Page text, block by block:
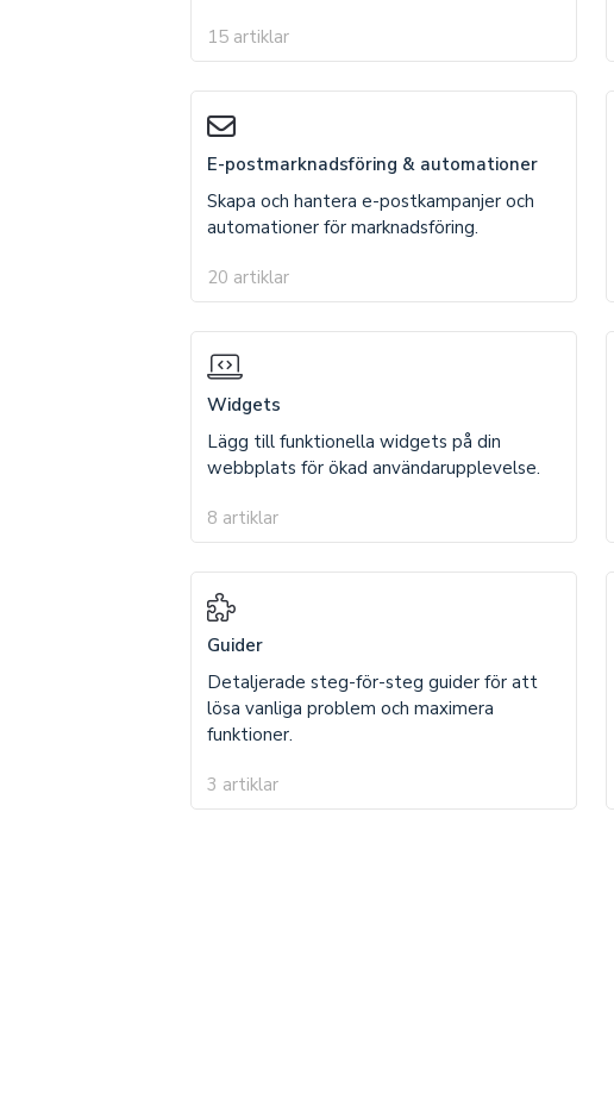
15 artiklar
E-postmarknadsföring & automationer
Skapa och hantera e-postkampanjer och
automationer för marknadsföring.
20 artiklar
Widgets
Lägg till funktionella widgets på din
webbplats för ökad användarupplevelse.
8 artiklar
Guider
Detaljerade steg-för-steg guider för att
lösa vanliga problem och maximera
funktioner.
3 artiklar